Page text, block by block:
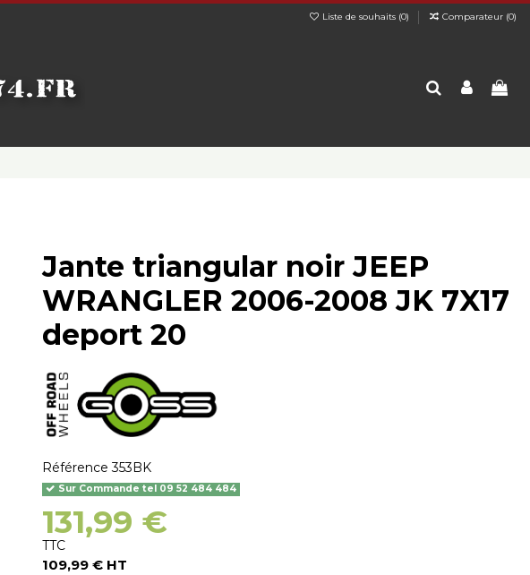
Liste de souhaits (0) Comparateur (0)
Jante triangular noir JEEP
WRANGLER 2006-2008 JK 7X17
deport 20
Référence 353BK
Sur Commande tel 09 52 484 484
131,99 €
TTC
109,99 € HT